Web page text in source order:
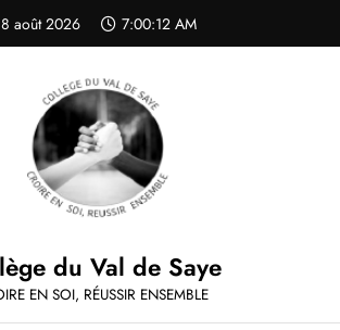
8 août 2026 7:00:13 AM
du Val de Saye
EN SOI, RÉUSSIR ENSEMBLE